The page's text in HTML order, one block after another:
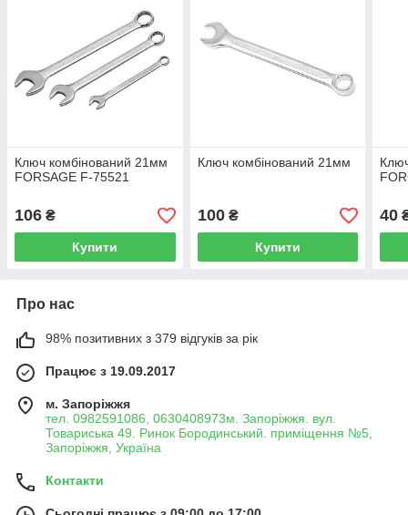
Ключ комбінований 21мм
FORSAGE F-75521
106 ₴
Купити
Ключ комбінований 21мм
100₴
Купити
40
Про нас
98% позитивних з 379 відгуків за рік
Працює з 19.09.2017
м. Запоріжжя
тел. 0982591086, 0630408973м. Запоріжжя. вул.
Товариська 49. Ринок Бородинський. приміщення №5,
Запоріжжя, Україна
Контакти